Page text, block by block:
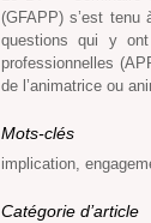
(GFAPP) s’est
questions qui y ont
professionnelles
de l’animatrice ou
Mots-clés
implication,
Catégorie d’article